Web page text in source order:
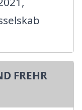
FREHR